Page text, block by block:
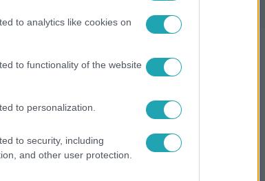
to analytics like cookies on
to functionality of the website
to personalization.
to security, including
and other user protection.